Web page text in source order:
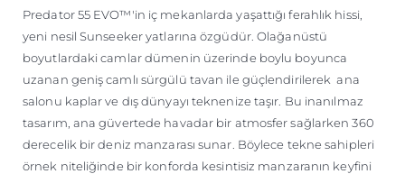
Predator 55 EVO™'in iç mekanlarda yaşattığı ferahlık hissi,
yeni nesil Sunseeker yatlarına özgüdür. Olağanüstü
boyutlardaki camlar dümenin üzerinde boylu boyunca
uzanan geniş camlı sürgülü tavan ile güçlendirilerek ana
salonu kaplar ve dış dünyayı teknenize taşır. Bu inanılmaz
tasarım, ana güvertede havadar bir atmosfer sağlarken 360
derecelik bir deniz manzarası sunar. Böylece tekne sahipleri
örnek niteliğinde bir konforda kesintisiz manzaranın keyfini